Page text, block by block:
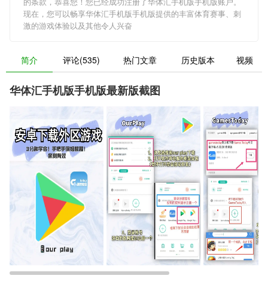
现在，您可以畅享华体汇手机版手机版提供的丰富体育赛事、刺
激的游戏体验以及其他令人兴奋
简介 评论(535) 热门文章 历史版本 视频
华体汇手机版手机版最新版截图